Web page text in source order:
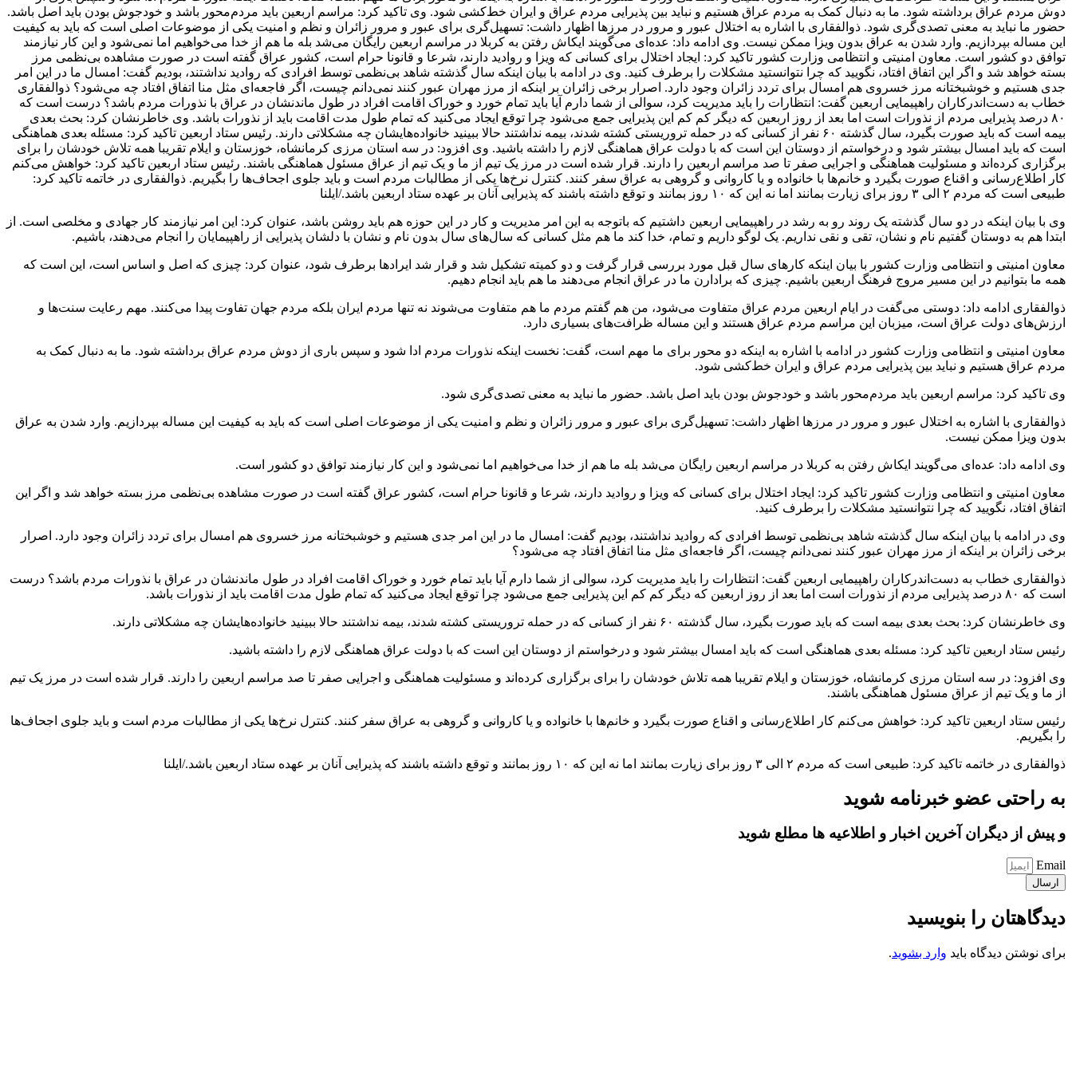
دوش مردم عراق برداشته شود. ما به دنبال کمک به مردم عراق هستیم و نباید بین پذیرایی مردم عراق و ایران خط‌کشی شود. وی تاکید کرد: مراسم اربعین باید مردم‌محور باشد و خودجوش بودن باید اصل باشد.
حضور ما نباید به معنی تصدی‌گری شود. ذوالفقاری با اشاره به اختلال عبور و مرور در مرزها اظهار داشت: تسهیل‌گری برای عبور و مرور زائران و نظم و امنیت یکی از موضوعات اصلی است که باید به کیفیت
این مساله بپردازیم. وارد شدن به عراق بدون ویزا ممکن نیست. وی ادامه داد: عده‌ای می‌گویند ایکاش رفتن به کربلا در مراسم اربعین رایگان می‌شد بله ما هم از خدا می‌خواهیم اما نمی‌شود و این کار نیازمند
توافق دو کشور است. معاون امنیتی و انتظامی وزارت کشور تاکید کرد: ایجاد اختلال برای کسانی که ویزا و روادید دارند، شرعا و قانونا حرام است، کشور عراق گفته است در صورت مشاهده بی‌نظمی مرز
بسته خواهد شد و اگر این اتفاق افتاد، نگویید که چرا نتوانستید مشکلات را برطرف کنید. وی در ادامه با بیان اینکه سال گذشته شاهد بی‌نظمی توسط افرادی که روادید نداشتند، بودیم گفت: امسال ما در این امر
جدی هستیم و خوشبختانه مرز خسروی هم امسال برای تردد زائران وجود دارد. اصرار برخی زائران بر اینکه از مرز مهران عبور کنند نمی‌دانم چیست، اگر فاجعه‌ای مثل منا اتفاق افتاد چه می‌شود؟ ذوالفقاری
خطاب به دست‌اندرکاران راهپیمایی اربعین گفت: انتظارات را باید مدیریت کرد، سوالی از شما دارم آیا باید تمام خورد و خوراک اقامت افراد در طول ماندنشان در عراق با نذورات مردم باشد؟ درست است که
۸۰ درصد پذیرایی مردم از نذورات است اما بعد از روز اربعین که دیگر کم کم این پذیرایی جمع می‌شود چرا توقع ایجاد می‌کنید که تمام طول مدت اقامت باید از نذورات باشد. وی خاطرنشان کرد: بحث بعدی
بیمه است که باید صورت بگیرد، سال گذشته ۶۰ نفر از کسانی که در حمله تروریستی کشته شدند، بیمه نداشتند حالا ببینید خانواده‌هایشان چه مشکلاتی دارند. رئیس ستاد اربعین تاکید کرد: مسئله بعدی هماهنگی
است که باید امسال بیشتر شود و درخواستم از دوستان این است که با دولت عراق هماهنگی لازم را داشته باشید. وی افزود: در سه استان مرزی کرمانشاه، خوزستان و ایلام تقریبا همه تلاش خودشان را برای
برگزاری کرده‌اند و مسئولیت هماهنگی و اجرایی صفر تا صد مراسم اربعین را دارند. قرار شده است در مرز یک تیم از ما و یک تیم از عراق مسئول هماهنگی باشند. رئیس ستاد اربعین تاکید کرد: خواهش می‌کنم
کار اطلاع‌رسانی و اقناع صورت بگیرد و خانم‌ها با خانواده و یا کاروانی و گروهی به عراق سفر کنند. کنترل نرخ‌ها یکی از مطالبات مردم است و باید جلوی اجحاف‌ها را بگیریم. ذوالفقاری در خاتمه تاکید کرد:
طبیعی است که مردم ۲ الی ۳ روز برای زیارت بمانند اما نه این که ۱۰ روز بمانند و توقع داشته باشند که پذیرایی آنان بر عهده ستاد اربعین باشد./ایلنا
وی با بیان اینکه در دو سال گذشته یک روند رو به رشد در راهپیمایی اربعین داشتیم که باتوجه به این امر مدیریت و کار در این حوزه هم باید روشن باشد، عنوان کرد: این امر نیازمند کار جهادی و مخلصی است. از
ابتدا هم به دوستان گفتیم نام و نشان، تقی و نقی نداریم. یک لوگو داریم و تمام، خدا کند ما هم مثل کسانی که سال‌های سال بدون نام و نشان با دلشان پذیرایی از راهپیمایان را انجام می‌دهند، باشیم.
معاون امنیتی و انتظامی وزارت کشور با بیان اینکه کارهای سال قبل مورد بررسی قرار گرفت و دو کمیته تشکیل شد و قرار شد ایرادها برطرف شود، عنوان کرد: چیزی که اصل و اساس است، این است که
همه ما بتوانیم در این مسیر مروج فرهنگ اربعین باشیم. چیزی که برادارن ما در عراق انجام می‌دهند ما هم باید انجام دهیم.
ذوالفقاری ادامه داد: دوستی می‌گفت در ایام اربعین مردم عراق متفاوت می‌شود، من هم گفتم مردم ما هم متفاوت می‌شوند نه تنها مردم ایران بلکه مردم جهان تفاوت پیدا می‌کنند. مهم رعایت سنت‌ها و
ارزش‌های دولت عراق است، میزبان این مراسم مردم عراق هستند و این مساله ظرافت‌های بسیاری دارد.
معاون امنیتی و انتظامی وزارت کشور در ادامه با اشاره به اینکه دو محور برای ما مهم است، گفت: نخست اینکه نذورات مردم ادا شود و سپس باری از دوش مردم عراق برداشته شود. ما به دنبال کمک به
مردم عراق هستیم و نباید بین پذیرایی مردم عراق و ایران خط‌کشی شود.
وی تاکید کرد: مراسم اربعین باید مردم‌محور باشد و خودجوش بودن باید اصل باشد. حضور ما نباید به معنی تصدی‌گری شود.
ذوالفقاری با اشاره به اختلال عبور و مرور در مرزها اظهار داشت: تسهیل‌گری برای عبور و مرور زائران و نظم و امنیت یکی از موضوعات اصلی است که باید به کیفیت این مساله بپردازیم. وارد شدن به عراق
بدون ویزا ممکن نیست.
وی ادامه داد: عده‌ای می‌گویند ایکاش رفتن به کربلا در مراسم اربعین رایگان می‌شد بله ما هم از خدا می‌خواهیم اما نمی‌شود و این کار نیازمند توافق دو کشور است.
معاون امنیتی و انتظامی وزارت کشور تاکید کرد: ایجاد اختلال برای کسانی که ویزا و روادید دارند، شرعا و قانونا حرام است، کشور عراق گفته است در صورت مشاهده بی‌نظمی مرز بسته خواهد شد و اگر این
اتفاق افتاد، نگویید که چرا نتوانستید مشکلات را برطرف کنید.
وی در ادامه با بیان اینکه سال گذشته شاهد بی‌نظمی توسط افرادی که روادید نداشتند، بودیم گفت: امسال ما در این امر جدی هستیم و خوشبختانه مرز خسروی هم امسال برای تردد زائران وجود دارد. اصرار
برخی زائران بر اینکه از مرز مهران عبور کنند نمی‌دانم چیست، اگر فاجعه‌ای مثل منا اتفاق افتاد چه می‌شود؟
ذوالفقاری خطاب به دست‌اندرکاران راهپیمایی اربعین گفت: انتظارات را باید مدیریت کرد، سوالی از شما دارم آیا باید تمام خورد و خوراک اقامت افراد در طول ماندنشان در عراق با نذورات مردم باشد؟ درست
است که ۸۰ درصد پذیرایی مردم از نذورات است اما بعد از روز اربعین که دیگر کم کم این پذیرایی جمع می‌شود چرا توقع ایجاد می‌کنید که تمام طول مدت اقامت باید از نذورات باشد.
وی خاطرنشان کرد: بحث بعدی بیمه است که باید صورت بگیرد، سال گذشته ۶۰ نفر از کسانی که در حمله تروریستی کشته شدند، بیمه نداشتند حالا ببینید خانواده‌هایشان چه مشکلاتی دارند.
رئیس ستاد اربعین تاکید کرد: مسئله بعدی هماهنگی است که باید امسال بیشتر شود و درخواستم از دوستان این است که با دولت عراق هماهنگی لازم را داشته باشید.
وی افزود: در سه استان مرزی کرمانشاه، خوزستان و ایلام تقریبا همه تلاش خودشان را برای برگزاری کرده‌اند و مسئولیت هماهنگی و اجرایی صفر تا صد مراسم اربعین را دارند. قرار شده است در مرز یک تیم
از ما و یک تیم از عراق مسئول هماهنگی باشند.
رئیس ستاد اربعین تاکید کرد: خواهش می‌کنم کار اطلاع‌رسانی و اقناع صورت بگیرد و خانم‌ها با خانواده و یا کاروانی و گروهی به عراق سفر کنند. کنترل نرخ‌ها یکی از مطالبات مردم است و باید جلوی اجحاف‌ها
را بگیریم.
ذوالفقاری در خاتمه تاکید کرد: طبیعی است که مردم ۲ الی ۳ روز برای زیارت بمانند اما نه این که ۱۰ روز بمانند و توقع داشته باشند که پذیرایی آنان بر عهده ستاد اربعین باشد./ایلنا
به راحتی عضو خبرنامه شوید
و پیش از دیگران آخرین اخبار و اطلاعیه ها مطلع شوید
Email
ارسال
دیدگاهتان را بنویسید
برای نوشتن دیدگاه باید وارد بشوید.